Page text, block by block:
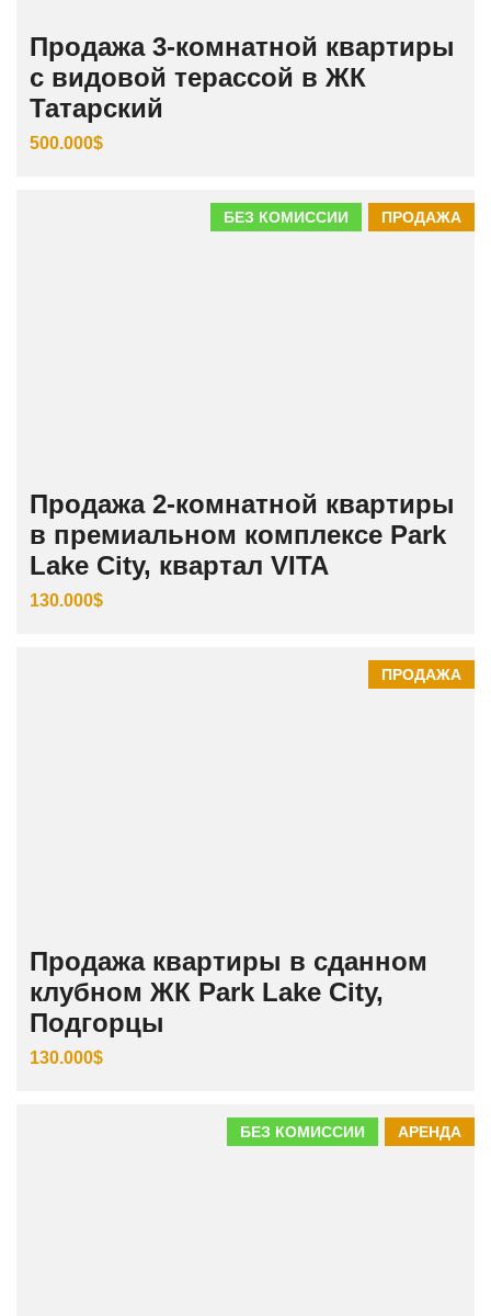
Продажа 3‑комнатной квартиры
с видовой терассой в ЖК
Татарский
500.000$
ПРОДАЖА
БЕЗ КОМИССИИ
Продажа 2-комнатной квартиры
в премиальном комплексе Park
Lake City, квартал VITA
130.000$
ПРОДАЖА
Продажа квартиры в сданном
клубном ЖК Park Lake City,
Подгорцы
130.000$
АРЕНДА
БЕЗ КОМИССИИ